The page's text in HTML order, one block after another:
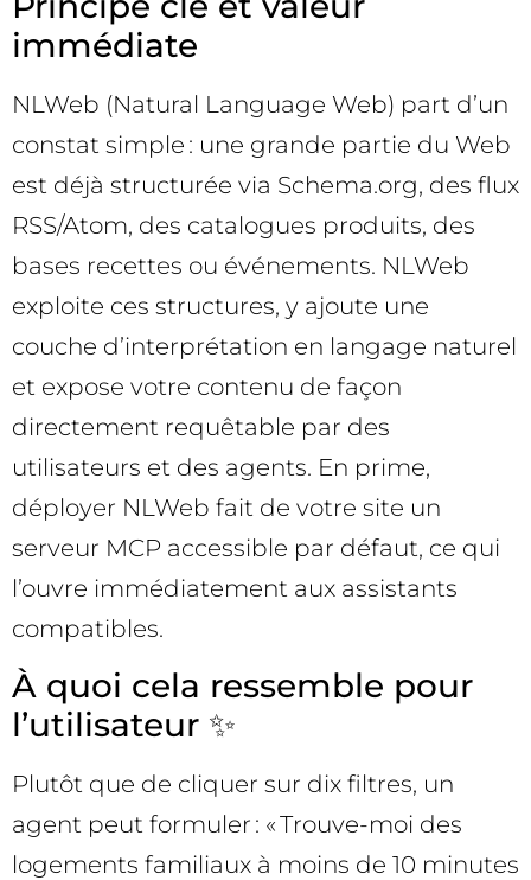
immédiate
NLWeb (Natural Language Web) part d’un
constat simple : une grande partie du Web
est déjà structurée via Schema.org, des flux
RSS/Atom, des catalogues produits, des
bases recettes ou événements. NLWeb
exploite ces structures, y ajoute une
couche d’interprétation en langage naturel
et expose votre contenu de façon
directement requêtable par des
utilisateurs et des agents. En prime,
déployer NLWeb fait de votre site un
serveur MCP accessible par défaut, ce qui
l’ouvre immédiatement aux assistants
compatibles.
À quoi cela ressemble pour
l’utilisateur ✨
Plutôt que de cliquer sur dix filtres, un
agent peut formuler : « Trouve-moi des
logements familiaux à moins de 10 minutes